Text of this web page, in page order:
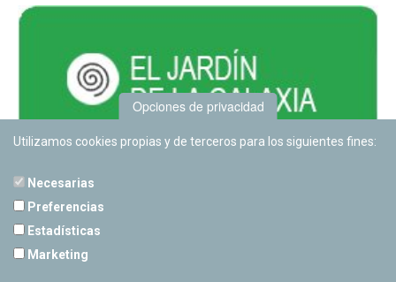
Opciones de privacidad
Utilizamos cookies propias y de terceros para los siguientes fines:
Necesarias
Preferencias
Estadísticas
Marketing